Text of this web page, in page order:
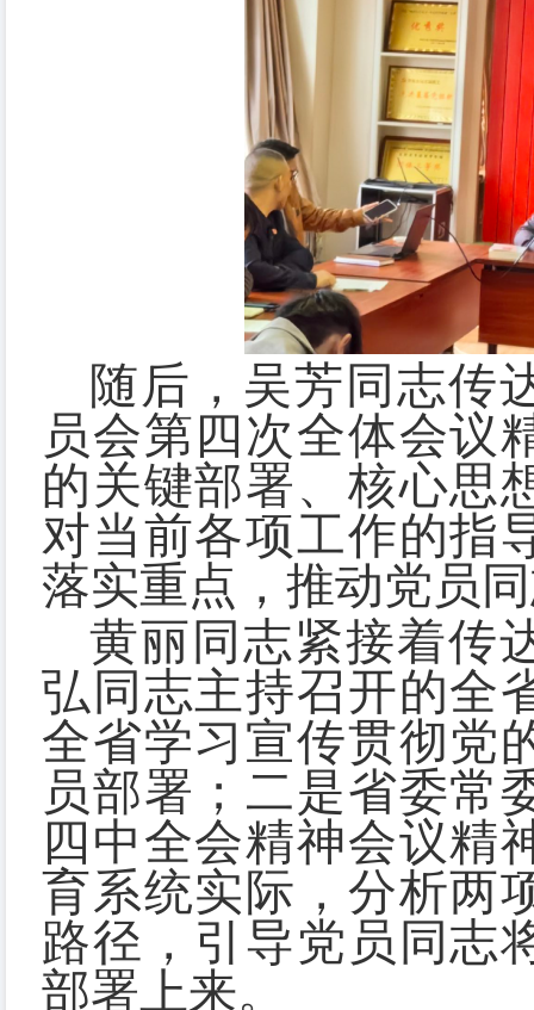
随后，吴芳同志传
员会第四次全体会议
的关键部署、核心思
对当前各项工作的指
落实重点，推动党员
黄丽同志紧接着传
弘同志主持召开的全
全省学习宣传贯彻党
员部署；二是省委常
四中全会精神会议精
育系统实际，分析两
路径，引导党员同志
部署上来。